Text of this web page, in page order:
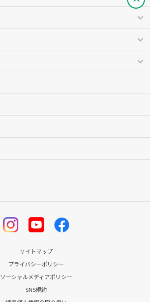
サイトマップ
プライバシーポリシー
ソーシャルメディアポリシー
SNS規約